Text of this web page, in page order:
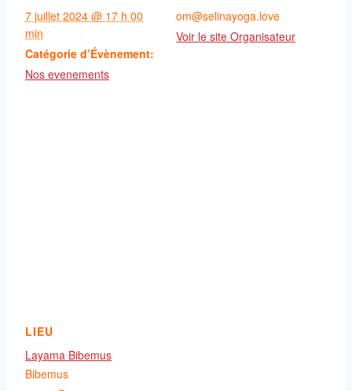
7 juillet 2024 @ 17 h 00
min
Catégorie d’Évènement:
Nos evenements
om@selinayoga.love
Voir le site Organisateur
LIEU
Layama Bibemus
Bibemus